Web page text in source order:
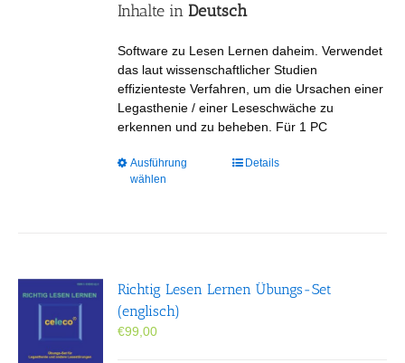
Inhalte in Deutsch
Software zu Lesen Lernen daheim. Verwendet
das laut wissenschaftlicher Studien
effizienteste Verfahren, um die Ursachen einer
Legasthenie / einer Leseschwäche zu
erkennen und zu beheben. Für 1 PC
Ausführung
wählen
Dieses
Optionen
Details
Richtig Lesen Lernen Übungs-Set
(englisch)
€99,00